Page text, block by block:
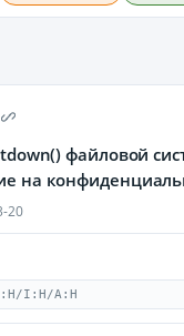
файловой
на
20
I:H/A:H